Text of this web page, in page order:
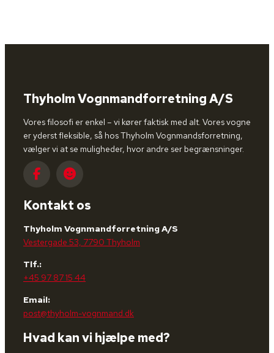
Thyholm Vognmandforretning A/S
Vores filosofi er enkel – vi kører faktisk med alt. Vores vogne
er yderst fleksible, så hos Thyholm Vognmandsforretning,
vælger vi at se muligheder, hvor andre ser begrænsninger.
Kontakt os
Thyholm Vognmandforretning A/S
Vestergade 53, 7790 Thyholm
Tlf.:
+45 97 87 15 44
Email:
post@thyholm-vognmand.dk
Hvad kan vi hjælpe med?